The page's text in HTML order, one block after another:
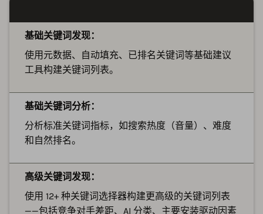
基础关键词发现：
使用元数据、自动填充、已排名关键词等基础建议
工具构建关键词列表。
基础关键词分析：
分析标准关键词指标，如搜索热度（音量）、难度
和自然排名。
高级关键词发现：
使用 12+ 种关键词选择器构建更高级的关键词列表
——包括竞争对手差距、AI 分类、主要安装驱动因素